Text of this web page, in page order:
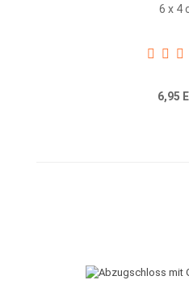
6 x 4
6,95